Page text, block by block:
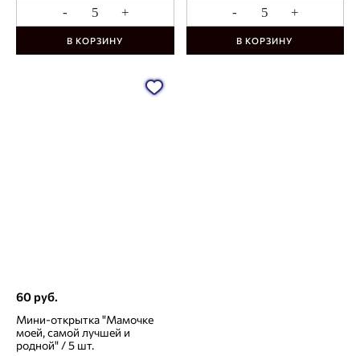
- +
В КОРЗИНУ
- +
В КОРЗИНУ
60 руб.
Мини-открытка "Мамочке
моей, самой лучшей и
родной" / 5 шт.